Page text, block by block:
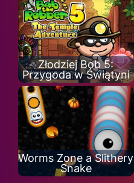
Złodziej Bob 5:
Przygoda w Świątyni
Worms Zone a Slithery
Snake